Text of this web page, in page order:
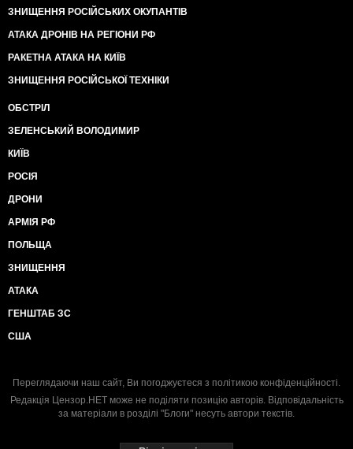
ЗНИЩЕННЯ РОСІЙСЬКИХ ОКУПАНТІВ
АТАКА ДРОНІВ НА РЕГІОНИ РФ
РАКЕТНА АТАКА НА КИЇВ
ЗНИЩЕННЯ РОСІЙСЬКОЇ ТЕХНІКИ
ОБСТРІЛ
ЗЕЛЕНСЬКИЙ ВОЛОДИМИР
КИЇВ
РОСІЯ
ДРОНИ
АРМІЯ РФ
ПОЛЬЩА
ЗНИЩЕННЯ
АТАКА
ГЕНШТАБ ЗС
США
Переглядаючи наш сайт, Ви погоджуєтеся з політикою конфіденційності.
Редакція Цензор.НЕТ може не поділяти позицію авторів. Відповідальність
за матеріали в розділі "Блоги" несуть автори текстів.